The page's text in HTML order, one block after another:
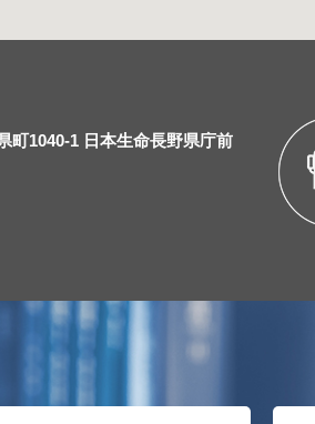
町1040-1 日本生命長野県庁前